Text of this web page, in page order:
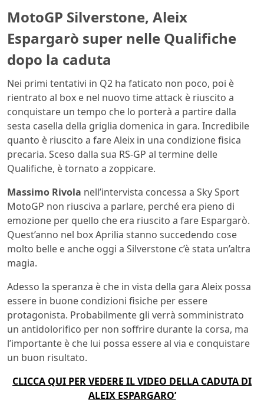
MotoGP Silverstone, Aleix
Espargarò super nelle Qualifiche
dopo la caduta
Nei primi tentativi in Q2 ha faticato non poco, poi è
rientrato al box e nel nuovo time attack è riuscito a
conquistare un tempo che lo porterà a partire dalla
sesta casella della griglia domenica in gara. Incredibile
quanto è riuscito a fare Aleix in una condizione fisica
precaria. Sceso dalla sua RS-GP al termine delle
Qualifiche, è tornato a zoppicare.
Massimo Rivola nell’intervista concessa a Sky Sport
MotoGP non riusciva a parlare, perché era pieno di
emozione per quello che era riuscito a fare Espargarò.
Quest’anno nel box Aprilia stanno succedendo cose
molto belle e anche oggi a Silverstone c’è stata un’altra
magia.
Adesso la speranza è che in vista della gara Aleix possa
essere in buone condizioni fisiche per essere
protagonista. Probabilmente gli verrà somministrato
un antidolorifico per non soffrire durante la corsa, ma
l’importante è che lui possa essere al via e conquistare
un buon risultato.
CLICCA QUI PER VEDERE IL VIDEO DELLA CADUTA DI
ALEIX ESPARGARO’